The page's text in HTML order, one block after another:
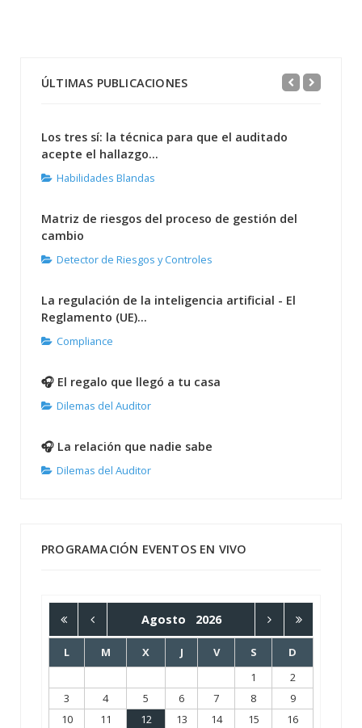
ÚLTIMAS PUBLICACIONES
Los tres sí: la técnica para que el auditado
acepte el hallazgo...
Habilidades Blandas
Matriz de riesgos del proceso de gestión del
cambio
Detector de Riesgos y Controles
La regulación de la inteligencia artificial - El
Reglamento (UE)...
Compliance
🎧 El regalo que llegó a tu casa
Dilemas del Auditor
🎧 La relación que nadie sabe
Dilemas del Auditor
PROGRAMACIÓN EVENTOS EN VIVO
Agosto 2026
L M X J V S
D
1
2
3
4 5 6 7 8
9
10
11 12 13 14 15
16